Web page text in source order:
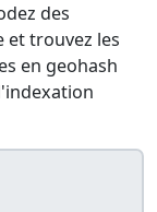
des
et trouvez les
en geohash